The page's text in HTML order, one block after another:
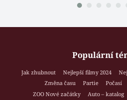
Populární
Jak zhubnout Nejlepší filmy 2024
Změna času
Partie Počasí
ZOO Nové začátky
Auto – katalog